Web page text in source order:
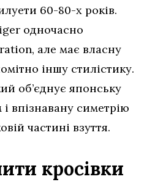
60-80-х років.
одночасно
але має власну
іншу стилістику.
об’єднує японську
впізнавану симетрію
частині взуття.
кросівки